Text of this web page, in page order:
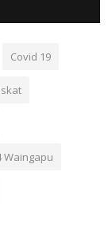
Covid 19
Waingapu